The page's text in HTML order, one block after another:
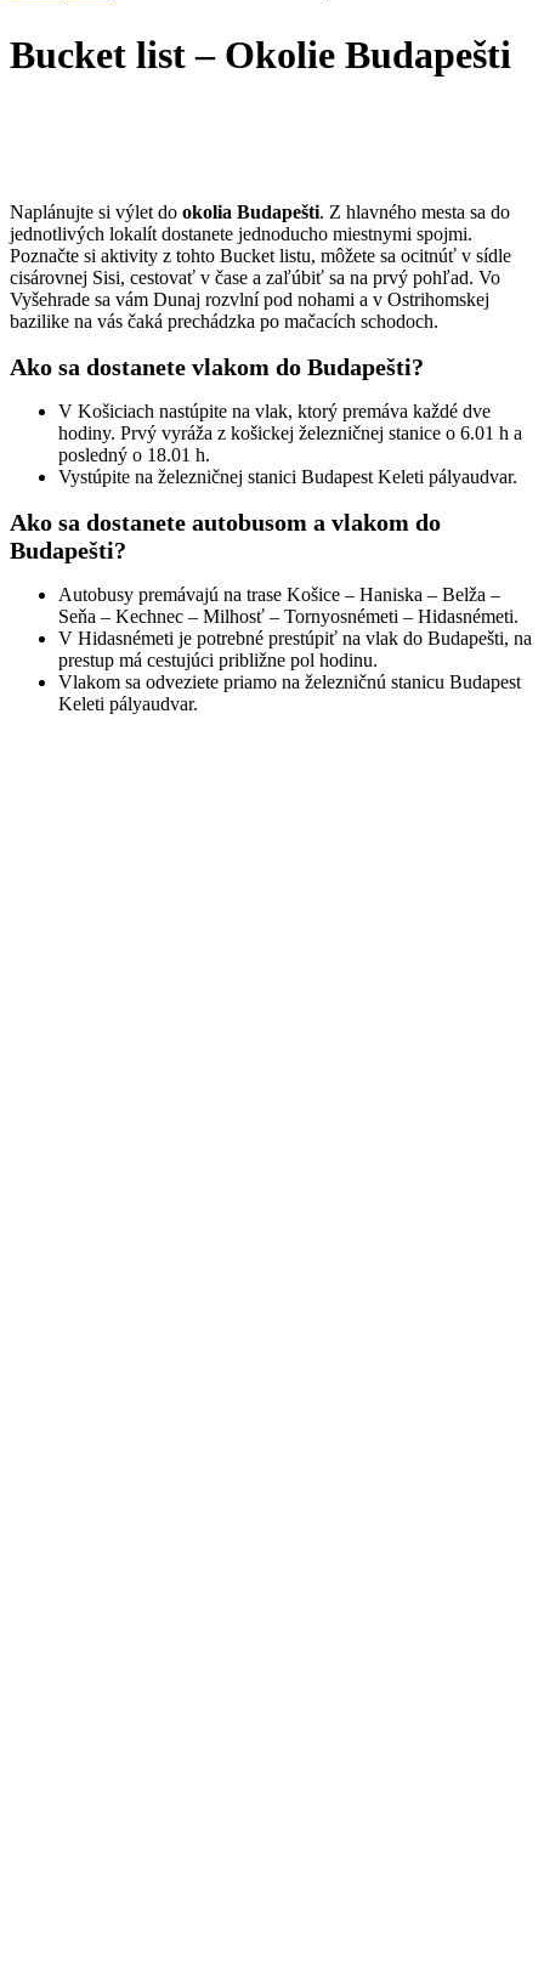
Bucket list – Okolie Budapešti
Naplánujte si výlet do okolia Budapešti. Z hlavného mesta sa do
jednotlivých lokalít dostanete jednoducho miestnymi spojmi.
Poznačte si aktivity z tohto Bucket listu, môžete sa ocitnúť v sídle
cisárovnej Sisi, cestovať v čase a zaľúbiť sa na prvý pohľad. Vo
Vyšehrade sa vám Dunaj rozvlní pod nohami a v Ostrihomskej
bazilike na vás čaká prechádzka po mačacích schodoch.
Ako sa dostanete vlakom do Budapešti?
V Košiciach nastúpite na vlak, ktorý premáva každé dve
hodiny. Prvý vyráža z košickej železničnej stanice o 6.01 h a
posledný o 18.01 h.
Vystúpite na železničnej stanici Budapest Keleti pályaudvar.
Ako sa dostanete autobusom a vlakom do
Budapešti?
Autobusy premávajú na trase Košice – Haniska – Belža –
Seňa – Kechnec – Milhosť – Tornyosnémeti – Hidasnémeti.
V Hidasnémeti je potrebné prestúpiť na vlak do Budapešti, na
prestup má cestujúci približne pol hodinu.
Vlakom sa odveziete priamo na železničnú stanicu Budapest
Keleti pályaudvar.